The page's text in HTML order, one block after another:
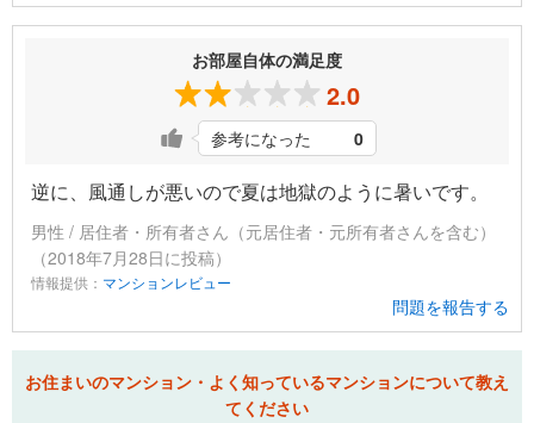
お部屋自体の満足度
2.0
参考になった 0
逆に、風通しが悪いので夏は地獄のように暑いです。
男性 / 居住者・所有者さん（元居住者・元所有者さんを含む）
（2018年7月28日に投稿）
情報提供： マンションレビュー
問題を報告する
お住まいのマンション・よく知っているマンションについて教え
てください